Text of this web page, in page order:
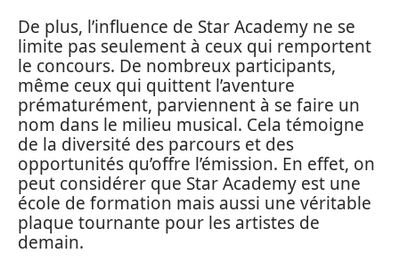
De plus, l’influence de Star Academy ne se
limite pas seulement à ceux qui remportent
le concours. De nombreux participants,
même ceux qui quittent l’aventure
prématurément, parviennent à se faire un
nom dans le milieu musical. Cela témoigne
de la diversité des parcours et des
opportunités qu’offre l’émission. En effet, on
peut considérer que Star Academy est une
école de formation mais aussi une véritable
plaque tournante pour les artistes de
demain.